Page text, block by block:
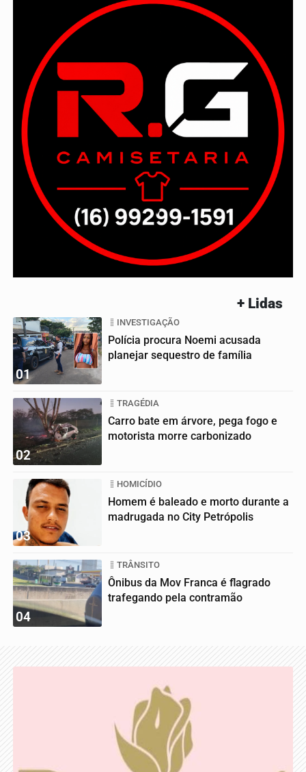
+ Lidas
01
INVESTIGAÇÃO
Polícia procura Noemi acusada
planejar sequestro de família
02
TRAGÉDIA
Carro bate em árvore, pega fogo e
motorista morre carbonizado
03
HOMICÍDIO
Homem é baleado e morto durante a
madrugada no City Petrópolis
04
TRÂNSITO
Ônibus da Mov Franca é flagrado
trafegando pela contramão